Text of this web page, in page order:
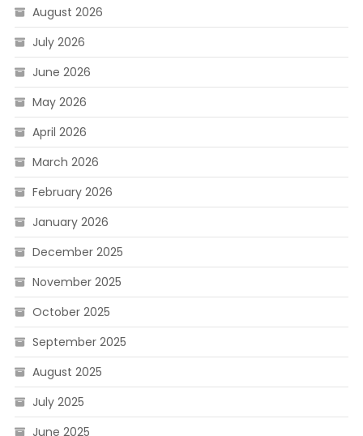
August 2026
July 2026
June 2026
May 2026
April 2026
March 2026
February 2026
January 2026
December 2025
November 2025
October 2025
September 2025
August 2025
July 2025
June 2025